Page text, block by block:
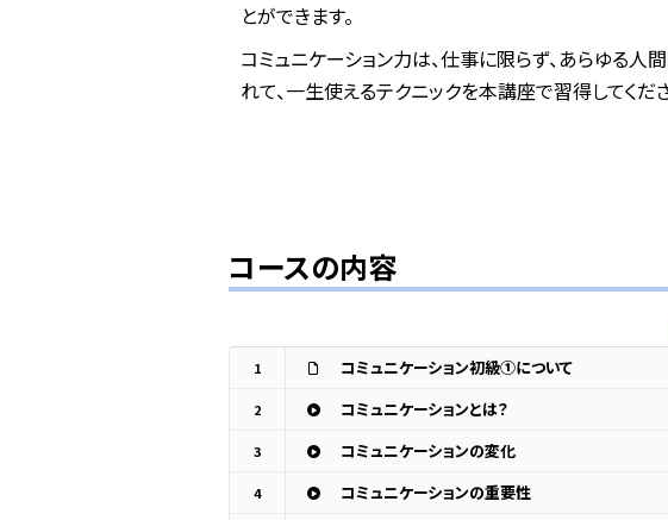
とができます。
コミュニケーション力は、仕事に限らず、あらゆる人
れて、一生使えるテクニックを本講座で習得してくだ
コースの内容
1
コミュニケーション初級①について
2 コミュニケーションとは？
3 コミュニケーションの変化
4 コミュニケーションの重要性